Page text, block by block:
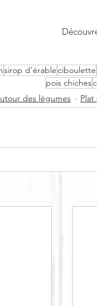
sirop d'érableciboulette
pois chiches
des légumes